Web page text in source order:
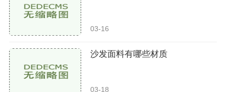
03-16
沙发面料有哪些材质
03-18